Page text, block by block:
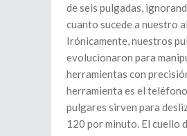
de seis pulgadas,
cuanto sucede a nuestro
Irónicamente, nuestros
evolucionaron para
herramientas con
herramienta es el
pulgares sirven para
120 por minuto. El cuello